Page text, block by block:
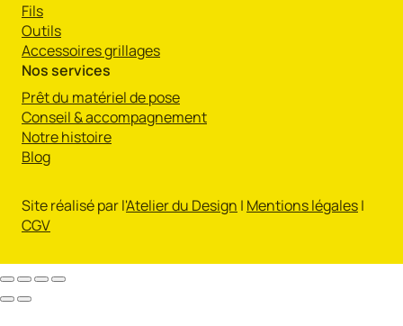
Fils
Outils
Accessoires grillages
Nos services
Prêt du matériel de pose
Conseil & accompagnement
Notre histoire
Blog
Site réalisé par l'Atelier du Design | Mentions légales|
CGV